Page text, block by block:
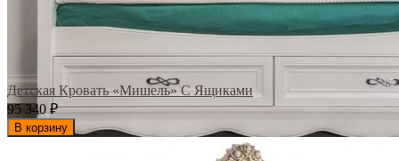
Детская Кровать «Мишель» С Ящиками
95 340 ₽
В корзину